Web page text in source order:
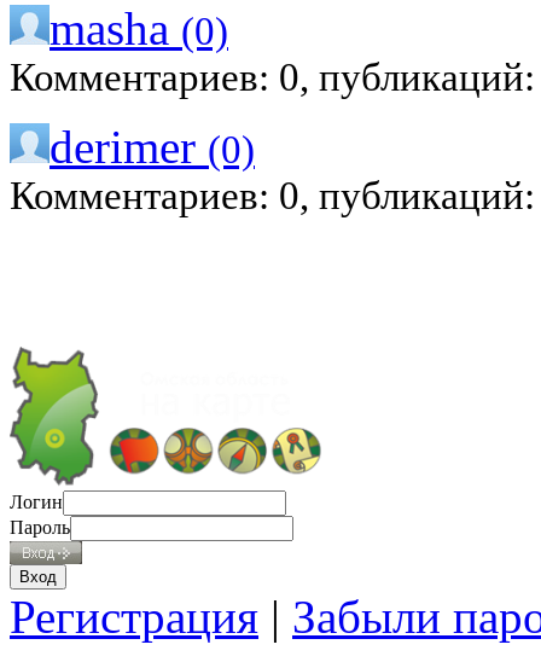
masha (0)
Комментариев: 0,
derimer (0)
Комментариев: 0,
Логин
Пароль
Регистрация | Забыли